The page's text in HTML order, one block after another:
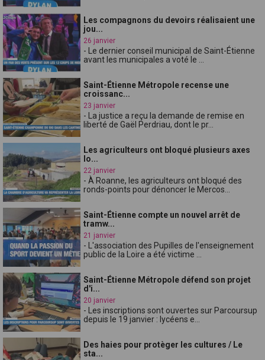
Les compagnons du devoirs réalisaient une
jou...
26 janvier
- Le dernier conseil municipal de Saint-Étienne
avant les municipales a voté le ...
Saint-Étienne Métropole recense une
croissanc...
23 janvier
- La justice a reçu la demande de remise en
liberté de Gaël Perdriau, dont le pr...
Les agriculteurs ont bloqué plusieurs axes
lo...
22 janvier
- À Roanne, les agriculteurs ont bloqué des
ronds-points pour dénoncer le Mercos...
Saint-Étienne compte un nouvel arrêt de
tramw...
21 janvier
- L'association des Pupilles de l'enseignement
public de la Loire a été victime ...
Saint-Étienne Métropole défend son projet
d'i...
20 janvier
- Les inscriptions sont ouvertes sur Parcoursup
depuis le 19 janvier : lycéens e...
Des haies pour protèger les cultures / Le
sta...